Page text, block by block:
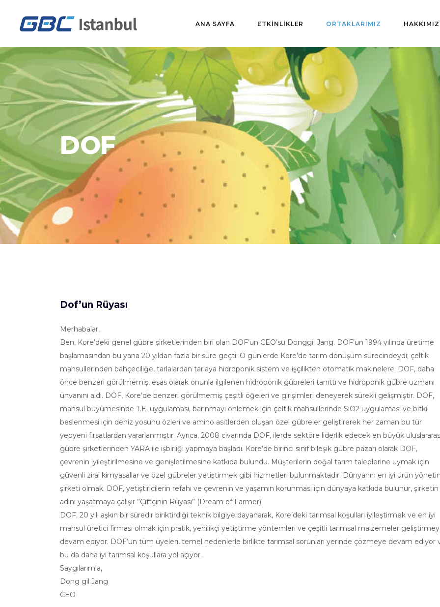
ANA SAYFA ETKİNLİKLER ORTAKLARIMIZ
DOF
Dof’un Rüyası
Merhabalar,
Ben, Kore’deki genel gübre şirketlerinden biri olan DOF’un CEO’su Donggil Jang. DOF’un 1994 yılında üretime
başlamasından bu yana 20 yıldan fazla bir süre geçti. O günlerde Kore’de tarım dönüşüm sürecindeydi; çeltik
mahsullerinden bahçeciliğe, tarlalardan tarlaya hidroponik sistem ve işçilikten otomatik makinelere. DOF, daha
önce benzeri görülmemiş, esas olarak onunla ilgilenen hidroponik gübreleri tanıttı ve hidroponik gübre uzmanı
ünvanını aldı. DOF, Kore’de benzeri görülmemiş çeşitli öğeleri ve girişimleri deneyerek sürekli gelişmiştir. DOF,
mahsul büyümesinde T.E. uygulaması, barınmayı önlemek için çeltik mahsullerinde SiO2 uygulaması ve bitki
beslenmesi için deniz yosunu özleri ve amino asitlerden oluşan özel gübreler geliştirerek her zaman bu tür
yepyeni fırsatlardan yararlanmıştır. Ayrıca, 2008 civarında DOF, ilerde sektöre liderlik edecek en büyük
gübre şirketlerinden YARA ile işbirliği yapmaya başladı. Kore’de birinci sınıf bileşik gübre pazarı olarak DOF,
çevrenin iyileştirilmesine ve genişletilmesine katkıda bulundu. Müşterilerin doğal tarım taleplerine uymak için
güvenli zirai kimyasallar ve özel gübreler yetiştirmek gibi hizmetleri bulunmaktadır. Dünyanın en iyi ürün
şirketi olmak. DOF, yetiştiricilerin refahı ve çevrenin ve yaşamın korunması için dünyaya katkıda bulunur, şirketin
adını yaşatmaya çalışır ”Çiftçinin Rüyası” (Dream of Farmer)
DOF, 20 yılı aşkın bir süredir biriktirdiği teknik bilgiye dayanarak, Kore’deki tarımsal koşulları iyileştirmek ve en iyi
mahsul üretici firması olmak için pratik, yenilikçi yetiştirme yöntemleri ve çeşitli tarımsal malzemeler
devam ediyor. DOF’un tüm üyeleri, temel nedenlerle birlikte tarımsal sorunları yerinde çözmeye devam ediyor
bu da daha iyi tarımsal koşullara yol açıyor.
Saygılarımla,
Dong gil Jang
CEO